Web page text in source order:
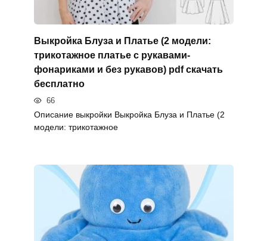
Выкройка Блуза и Платье (2 модели:
трикотажное платье с рукавами-
фонариками и без рукавов) pdf скачать
бесплатно
66
Описание выкройки Выкройка Блуза и Платье (2
модели: трикотажное